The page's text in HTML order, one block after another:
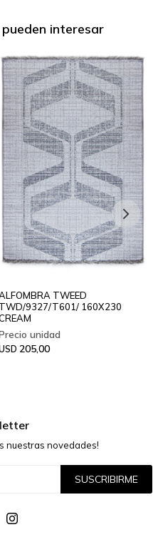
interesar
TWEED
TWD/9327/T601/ 160X230
205,00
nuestras novedades!
SUSCRIBIRME
